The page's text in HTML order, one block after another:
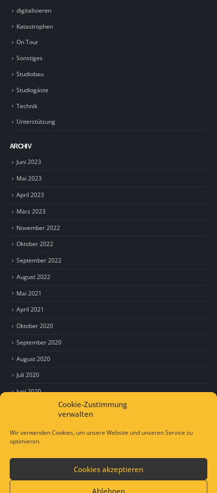
Cookie-Zustimmung
verwalten
Wir verwenden Cookies, um unsere Website und unseren Service zu
optimieren.
Cookies akzeptieren
Ablehnen
digitalisieren
Katastrophen
On Tour
Sonstiges
Studiobau
Studiogäste
Technik
Unterstützung
ARCHIV
Juni 2023
Mai 2023
April 2023
März 2023
November 2022
Oktober 2022
September 2022
August 2022
Mai 2021
April 2021
Oktober 2020
September 2020
August 2020
Juli 2020
Juni 2020
© Copyright 2021. All Rights Reserved.
Lap-Jugendhilfe